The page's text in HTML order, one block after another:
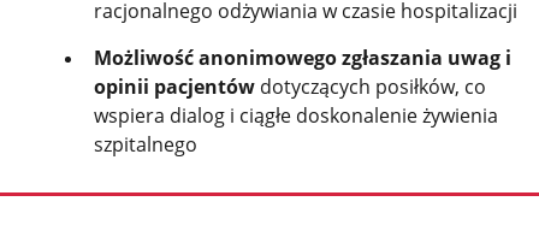
racjonalnego odżywiania w czasie hospitalizacji
Możliwość anonimowego zgłaszania uwag i
opinii pacjentów dotyczących posiłków, co
wspiera dialog i ciągłe doskonalenie żywienia
szpitalnego